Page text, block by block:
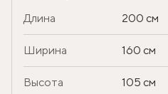
Длина 200 см
Ширина 160 см
Высота 105 см